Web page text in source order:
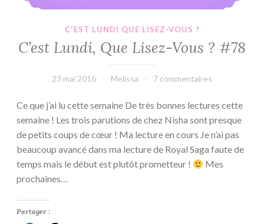
C'EST LUNDI QUE LISEZ-VOUS ?
C’est Lundi, Que Lisez-Vous ? #78
23 mai 2016 Melissa 7 commentaires
Ce que j’ai lu cette semaine De très bonnes lectures cette
semaine ! Les trois parutions de chez Nisha sont presque
de petits coups de cœur ! Ma lecture en cours Je n’ai pas
beaucoup avancé dans ma lecture de Royal Saga faute de
temps mais le début est plutôt prometteur !
Mes
prochaines…
Partager :